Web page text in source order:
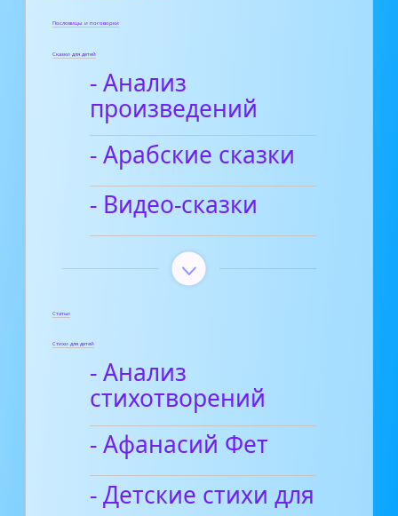
Пословицы и поговорки
Сказки для детей
- Анализ
произведений
- Арабские сказки
- Видео-сказки
Статьи
Стихи для детей
- Анализ
стихотворений
- Афанасий Фет
- Детские стихи для